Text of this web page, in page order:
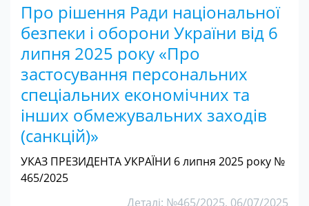
Про рішення Ради національної
безпеки і оборони України від 6
липня 2025 року «Про
застосування персональних
спеціальних економічних та
інших обмежувальних заходів
(санкцій)»
УКАЗ ПРЕЗИДЕНТА УКРАЇНИ 6 липня 2025 року №
465/2025
Деталі: №465/2025, 06/07/2025